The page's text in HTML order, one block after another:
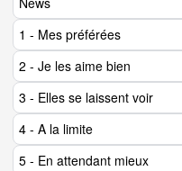
1 - Mes préférées
2 - Je les aime bien
3 - Elles se laissent voir
4 - A la limite
5 - En attendant mieux